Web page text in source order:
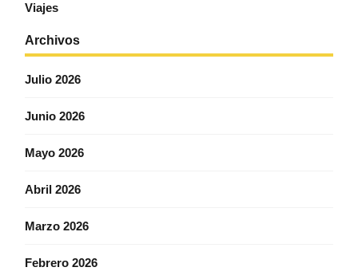
Viajes
Archivos
Julio 2026
Junio 2026
Mayo 2026
Abril 2026
Marzo 2026
Febrero 2026